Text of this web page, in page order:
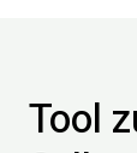
Tool